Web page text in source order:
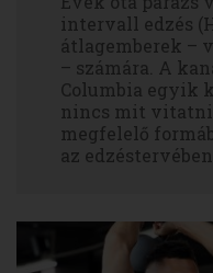
intervall edzés
átlagemberek –
– számára. A
Columbia egyik
nincs mit vitatni
megfelelő
az